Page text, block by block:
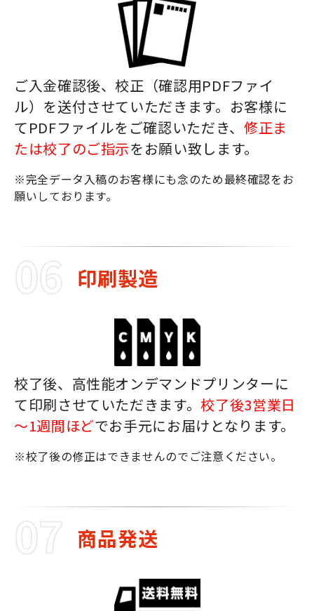
ご入金確認後、校正（確認用PDFファイ
ル）を送付させていただきます。お客様に
てPDFファイルをご確認いただき、 修正ま
たは校了のご指示をお願い致します。
※完全データ入稿のお客様にも念のため最終確認をお
願いしております。
印刷製造
校了後、高性能オンデマンドプリンターに
て印刷させていただきます。校了後3営業日
～1週間ほどでお手元にお届けとなります。
※校了後の修正はできませんのでご注意ください。
商品発送